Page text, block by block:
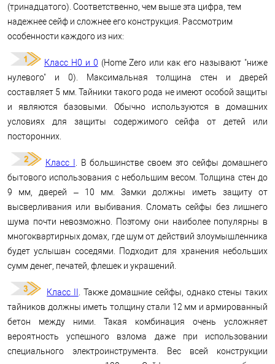
(тринадцатого). Соответственно, чем выше эта цифра, тем
надежнее сейф и сложнее его конструкция. Рассмотрим
особенности каждого из них:
Класс Н0 и 0 (Home Zero или как его называют "ниже
нулевого" и 0). Максимальная толщина стен и дверей
составляет 5 мм. Тайники такого рода не имеют особой защиты
и являются базовыми. Обычно используются в домашних
условиях для защиты содержимого сейфа от детей или
посторонних.
Класc I . В большинстве своем это сейфы домашнего
бытового использования с небольшим весом. Толщина стен до
9 мм, дверей – 10 мм. Замки должны иметь защиту от
высверливания или выбивания. Сломать сейфы без лишнего
шума почти невозможно. Поэтому они наиболее популярны в
многоквартирных домах, где шум от действий злоумышленника
будет услышан соседями. Подходит для хранения небольших
сумм денег, печатей, флешек и украшений.
Класс II . Также домашние сейфы, однако стены таких
тайников должны иметь толщину стали 12 мм и армированный
бетон между ними. Такая комбинация очень усложняет
вероятность успешного взлома даже при использовании
специального электроинструмента. Вес всей конструкции